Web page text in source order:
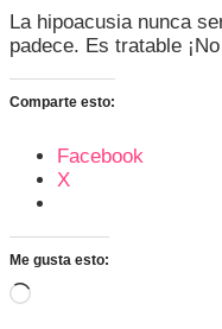
La hipoacusia nunca
padece. Es tratable
Comparte esto:
Facebook
X
Me gusta esto:
Cargando...